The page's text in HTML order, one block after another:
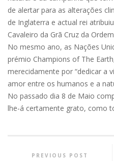
de alertar para as alterações
de Inglaterra e actual rei
Cavaleiro da Grã Cruz da
No mesmo ano, as Nações
prémio Champions of The
merecidamente por “dedicar a
amor entre os humanos e a
No passado dia 8 de Maio
lhe-á certamente grato, como
PREVIOUS POST